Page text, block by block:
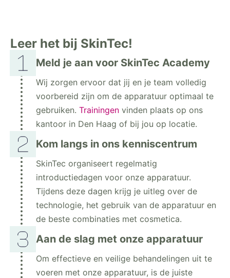
Leer het bij SkinTec!
Meld je aan voor SkinTec Academy
Wij zorgen ervoor dat jij en je team volledig
voorbereid zijn om de apparatuur optimaal te
gebruiken. Trainingen vinden plaats op ons
kantoor in Den Haag of bij jou op locatie.
Kom langs in ons kenniscentrum
SkinTec organiseert regelmatig
introductiedagen voor onze apparatuur.
Tijdens deze dagen krijg je uitleg over de
technologie, het gebruik van de apparatuur en
de beste combinaties met cosmetica.
Aan de slag met onze apparatuur
Om effectieve en veilige behandelingen uit te
voeren met onze apparatuur, is de juiste